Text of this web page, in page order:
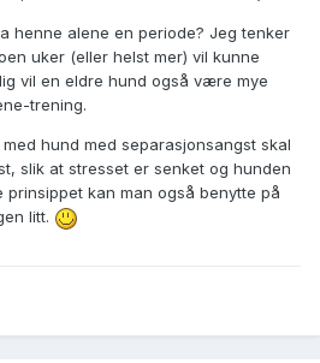
henne alene en periode? Jeg tenker
uker (eller helst mer) vil kunne
vil en eldre hund også være mye
trening.
hund med separasjonsangst skal
slik at stresset er senket og hunden
prinsippet kan man også benytte på
litt.